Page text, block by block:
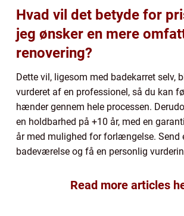
Hvad vil det betyde for
jeg ønsker en mere
renovering?
Dette vil, ligesom med badekarret selv,
vurderet af en professionel, så du kan
hænder gennem hele processen.
en holdbarhed på +10 år, med en
år med mulighed for forlængelse. Send
badeværelse og få en personlig
Read more articles